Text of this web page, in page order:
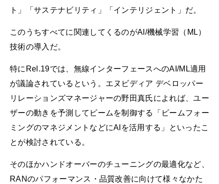
ト」「サステナビリティ」「インテリジェント」だ。
このうちすべてに関連してくるのがAI/機械学習（ML）
技術の導入だ。
特にRel.19では、無線インターフェースへのAI/ML適用
が議論されているという。エヌビディア デベロッパー
リレーションズマネージャーの野田真氏によれば、ユー
ザーの動きを予測してビームを制御する「ビームフォー
ミングのマネジメントなどにAIを活用する」といったこ
とが検討されている。
そのほかハンドオーバーのチューニングの最適化など、
RANのパフォーマンス・品質改善に向けて様々なかた